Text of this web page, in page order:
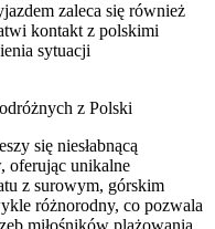
zaleca się również
kontakt z polskimi
sytuacji
z Polski
się niesłabnącą
oferując unikalne
z surowym, górskim
różnorodny, co pozwala
miłośników plażowania,